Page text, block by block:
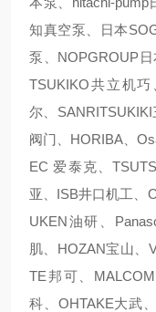
知真空泵、日本
泵、NOPGROUP
TSUKIKO共立机
尔、
阀门、HORIBA、
EC 爱泰克、
亚、ISB井口机工、
UKEN油研、
肌、HOZAN宝山、
TE邦可、
科、OHTAKE大武